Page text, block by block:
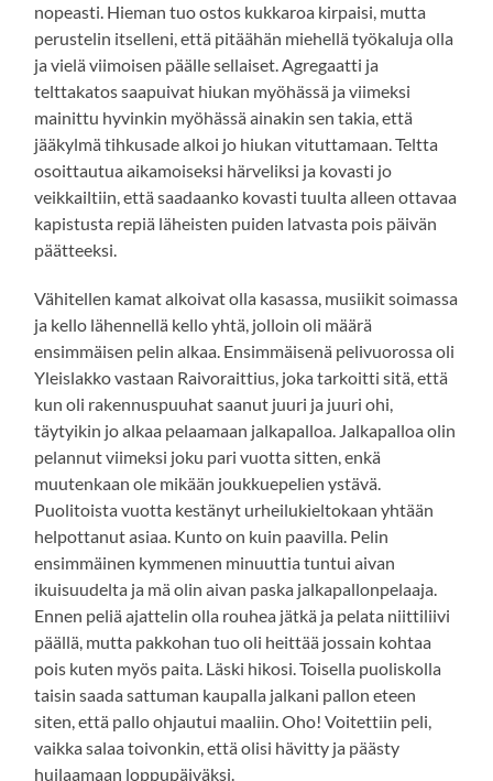
nopeasti. Hieman tuo ostos kukkaroa kirpaisi, mutta
perustelin itselleni, että pitäähän miehellä työkaluja olla
ja vielä viimoisen päälle sellaiset. Agregaatti ja
telttakatos saapuivat hiukan myöhässä ja viimeksi
mainittu hyvinkin myöhässä ainakin sen takia, että
jääkylmä tihkusade alkoi jo hiukan vituttamaan. Teltta
osoittautua aikamoiseksi härveliksi ja kovasti jo
veikkailtiin, että saadaanko kovasti tuulta alleen ottavaa
kapistusta repiä läheisten puiden latvasta pois päivän
päätteeksi.
Vähitellen kamat alkoivat olla kasassa, musiikit soimassa
ja kello lähennellä kello yhtä, jolloin oli määrä
ensimmäisen pelin alkaa. Ensimmäisenä pelivuorossa oli
Yleislakko vastaan Raivoraittius, joka tarkoitti sitä, että
kun oli rakennuspuuhat saanut juuri ja juuri ohi,
täytyikin jo alkaa pelaamaan jalkapalloa. Jalkapalloa olin
pelannut viimeksi joku pari vuotta sitten, enkä
muutenkaan ole mikään joukkuepelien ystävä.
Puolitoista vuotta kestänyt urheilukieltokaan yhtään
helpottanut asiaa. Kunto on kuin paavilla. Pelin
ensimmäinen kymmenen minuuttia tuntui aivan
ikuisuudelta ja mä olin aivan paska jalkapallonpelaaja.
Ennen peliä ajattelin olla rouhea jätkä ja pelata niittiliivi
päällä, mutta pakkohan tuo oli heittää jossain kohtaa
pois kuten myös paita. Läski hikosi. Toisella puoliskolla
taisin saada sattuman kaupalla jalkani pallon eteen
siten, että pallo ohjautui maaliin. Oho! Voitettiin peli,
vaikka salaa toivonkin, että olisi hävitty ja päästy
huilaamaan loppupäiväksi.